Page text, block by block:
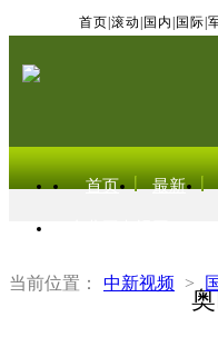
首页 滚动 国内 国际
首页 最新
当前位置： 中新视频 >